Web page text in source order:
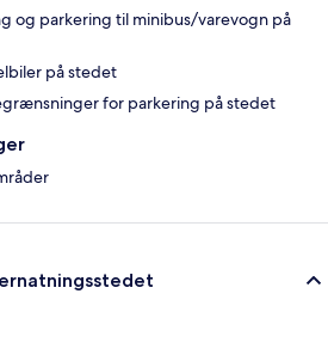
og parkering til minibus/varevogn på
på stedet
for parkering på stedet